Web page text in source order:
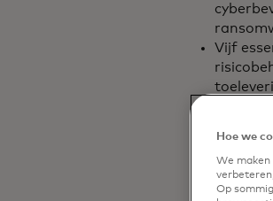
Vijf
Hoe we
We maken
Op